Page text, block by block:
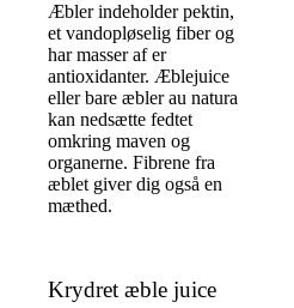
Æbler indeholder pektin,
et vandopløselig fiber og
har masser af er
antioxidanter. Æblejuice
eller bare æbler au natura
kan nedsætte fedtet
omkring maven og
organerne. Fibrene fra
æblet giver dig også en
mæthed.
Krydret æble juice